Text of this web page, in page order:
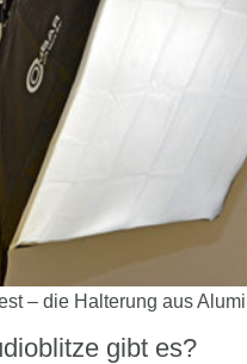
– die Halterung aus
gibt es?